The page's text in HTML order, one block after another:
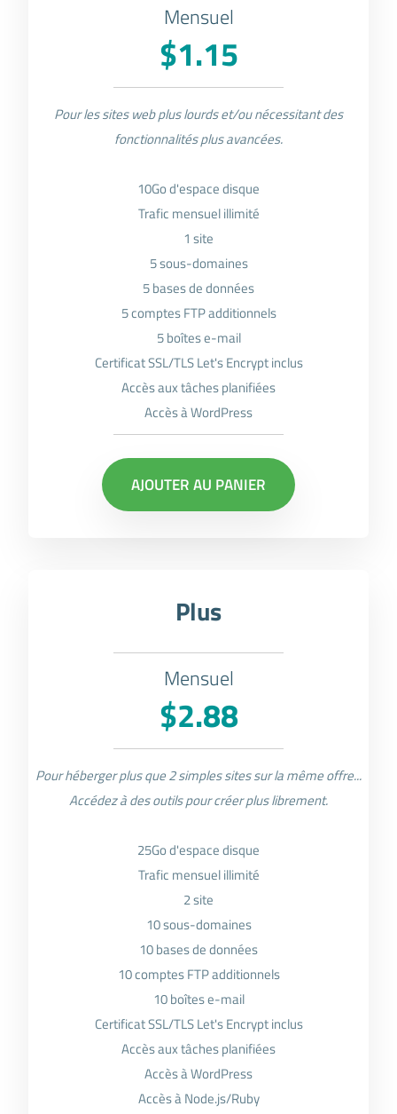
Mensuel
$1.15
Pour les sites web plus lourds et/ou nécessitant des
fonctionnalités plus avancées.
10Go d'espace disque
Trafic mensuel illimité
1 site
5 sous-domaines
5 bases de données
5 comptes FTP additionnels
5 boîtes e-mail
Certificat SSL/TLS Let's Encrypt inclus
Accès aux tâches planifiées
Accès à WordPress
AJOUTER AU PANIER
Plus
Mensuel
$2.88
Pour héberger plus que 2 simples sites sur la même offre...
Accédez à des outils pour créer plus librement.
25Go d'espace disque
Trafic mensuel illimité
2 site
10 sous-domaines
10 bases de données
10 comptes FTP additionnels
10 boîtes e-mail
Certificat SSL/TLS Let's Encrypt inclus
Accès aux tâches planifiées
Accès à WordPress
Accès à Node.js/Ruby